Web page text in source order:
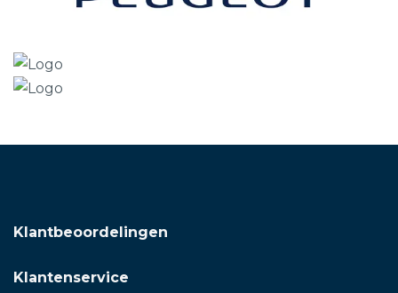
Klantbeoordelingen
Klantenservice